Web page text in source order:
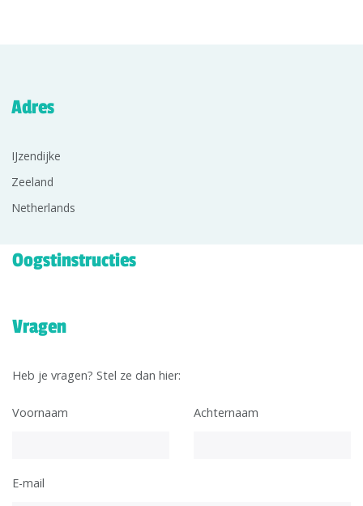
Adres
IJzendijke
Zeeland
Netherlands
Oogstinstructies
Vragen
Heb je vragen? Stel ze dan hier:
Voornaam Achternaam
E-mail